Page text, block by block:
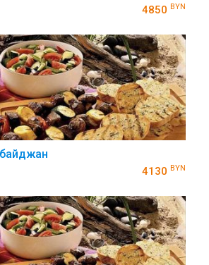
4850 BYN
4130 BYN